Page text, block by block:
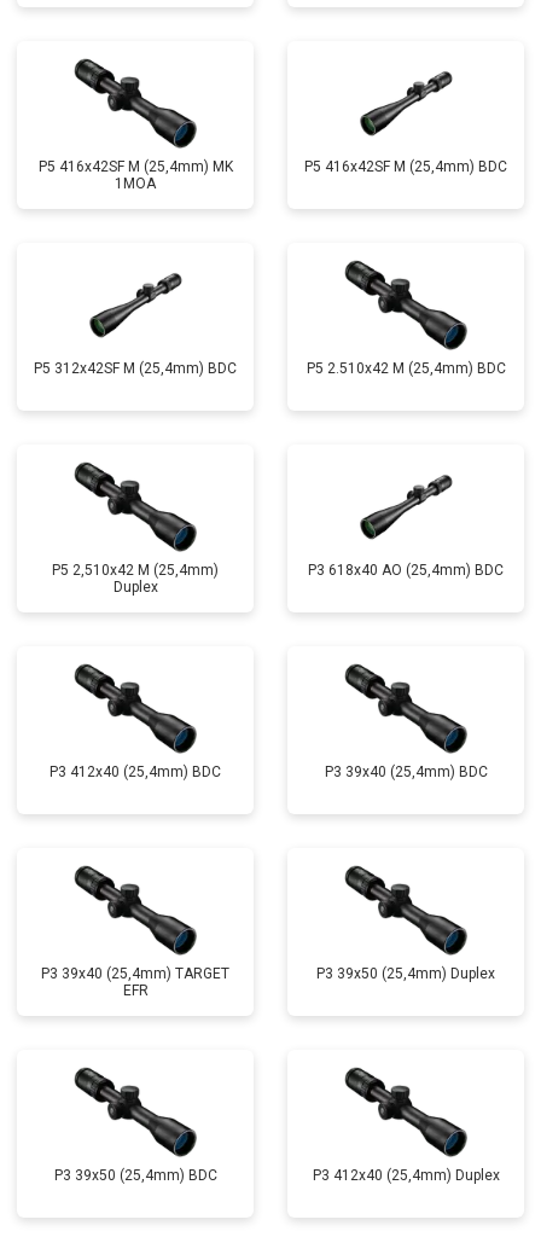
P5 416x42SF M (25,4mm) MK
1MOA
P5 416x42SF M (25,4mm) BDC
P5 312x42SF M (25,4mm) BDC P5 2.510x42 M (25,4mm) BDC
P5 2,510x42 M (25,4mm)
Duplex
P3 618x40 AO (25,4mm) BDC
P3 412x40 (25,4mm) BDC P3 39x40 (25,4mm) BDC
P3 39x40 (25,4mm) TARGET
EFR
P3 39x50 (25,4mm) Duplex
P3 39x50 (25,4mm) BDC P3 412x40 (25,4mm) Duplex